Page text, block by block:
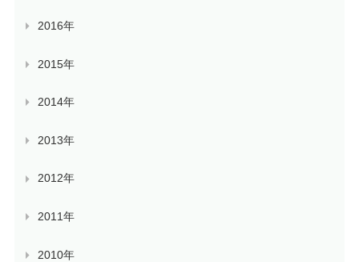
2016年
2015年
2014年
2013年
2012年
2011年
2010年